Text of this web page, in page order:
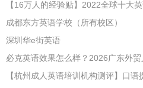
成都东方英语学校（所有校区）
深圳华e街英语
【杭州成人英语培训机构测评】口语